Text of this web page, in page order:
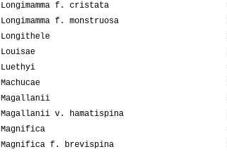
Longimamma f. cristata
Longimamma f. monstruosa
Longithele
Louisae
Luethyi
Machucae
Magallanii
Magallanii v. hamatispina
Magnifica
Magnifica f. brevispina